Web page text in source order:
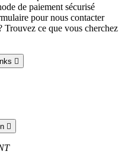
de paiement sécurisé
pour nous contacter
Trouvez ce que vous cherchez

